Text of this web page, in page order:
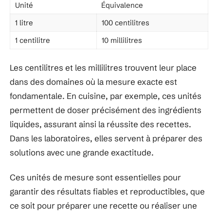
Unité
Équivalence
1 litre
100 centilitres
1 centilitre
10 millilitres
Les centilitres et les millilitres trouvent leur place
dans des domaines où la mesure exacte est
fondamentale. En cuisine, par exemple, ces unités
permettent de doser précisément des ingrédients
liquides, assurant ainsi la réussite des recettes.
Dans les laboratoires, elles servent à préparer des
solutions avec une grande exactitude.
Ces unités de mesure sont essentielles pour
garantir des résultats fiables et reproductibles, que
ce soit pour préparer une recette ou réaliser une